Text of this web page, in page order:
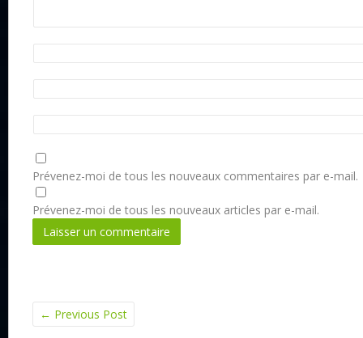
Prévenez-moi de tous les nouveaux commentaires par e-mail.
Prévenez-moi de tous les nouveaux articles par e-mail.
← Previous Post